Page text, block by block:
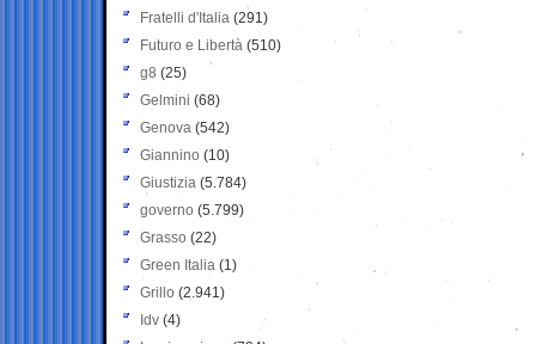
Fratelli d'Italia (291)
Futuro e Libertà (510)
g8 (25)
Gelmini (68)
Genova (542)
Giannino (10)
Giustizia (5.784)
governo (5.799)
Grasso (22)
Green Italia (1)
Grillo (2.941)
Idv (4)